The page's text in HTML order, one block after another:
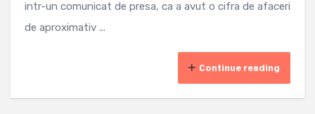
intr-un comunicat de presa, ca a avut o cifra de afaceri
de aproximativ ...
Continue reading